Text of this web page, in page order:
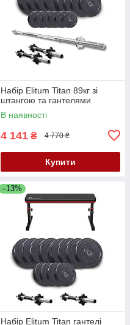
Набір Elitum Titan 89кг зі
штангою та гантелями
В наявності
4 141 ₴ 4 770 ₴
Купити
–13%
Набір Elitum Titan гантелі